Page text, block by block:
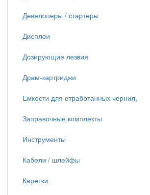
Девелоперы / стартеры
Дисплеи
Дозирующие лезвия
Драм-картриджи
Емкости для отработанных чернил,
Заправочные комплекты
Инструменты
Кабели / шлейфы
Каретки